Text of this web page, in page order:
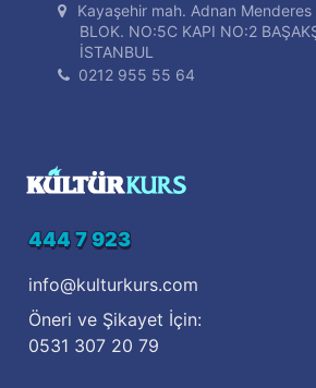
Kayaşehir mah. Adnan Menderes
BLOK. NO:5C KAPI NO:2
İSTANBUL
0212 955 55 64
444 7 923
info@kulturkurs.com
Öneri ve Şikayet İçin:
0531 307 20 79